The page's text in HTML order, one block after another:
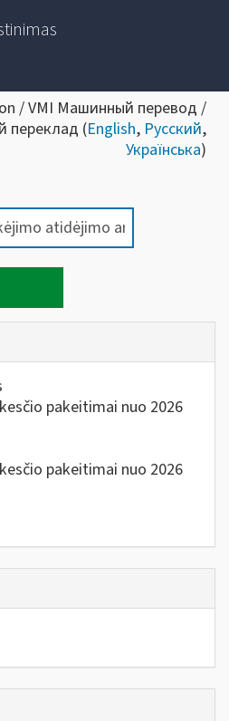
/ VMI Машинный перевод /
переклад (English, Русский,
Українська)
pakeitimai nuo 2026
pakeitimai nuo 2026